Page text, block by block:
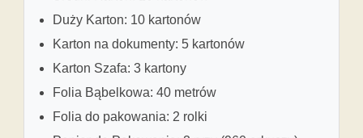
Duży Karton: 10 kartonów
Karton na dokumenty: 5 kartonów
Karton Szafa: 3 kartony
Folia Bąbelkowa: 40 metrów
Folia do pakowania: 2 rolki